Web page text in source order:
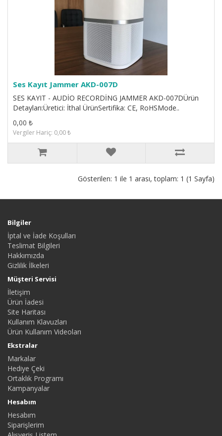
Ses Kayıt Jammer AKD-007D
SES KAYIT - AUDİO RECORDİNG JAMMER AKD-007DÜrün
Detayları:Üretici: İthal ÜrünSertifika: CE, RoHSMode..
0,00 ₺
Vergiler Hariç: 0,00 ₺
Gösterilen: 1 ile 1 arası, toplam: 1 (1 Sayfa)
Bilgiler
İptal ve İade Koşulları
Teslimat Bilgileri
Hakkımızda
Gizlilik İlkeleri
Müşteri Servisi
İletişim
Ürün İadesi
Site Haritası
Kullanım Klavuzları
Ürün Kullanım Videoları
Ekstralar
Markalar
Hediye Çeki
Ortaklık Programı
Kampanyalar
Hesabım
Hesabım
Siparişlerim